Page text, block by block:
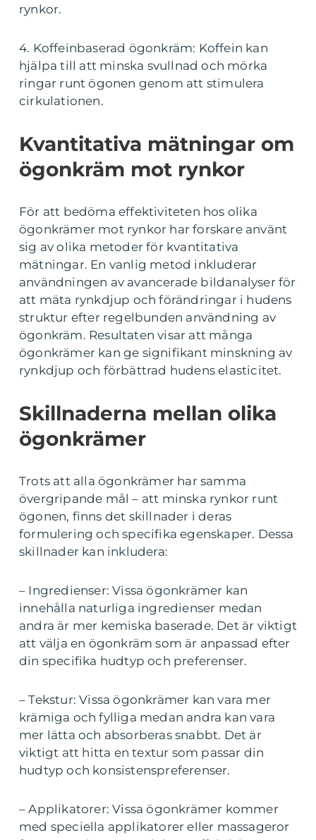
rynkor.
4. Koffeinbaserad ögonkräm: Koffein kan
hjälpa till att minska svullnad och mörka
ringar runt ögonen genom att stimulera
cirkulationen.
Kvantitativa mätningar om
ögonkräm mot rynkor
För att bedöma effektiviteten hos olika
ögonkrämer mot rynkor har forskare använt
sig av olika metoder för kvantitativa
mätningar. En vanlig metod inkluderar
användningen av avancerade bildanalyser för
att mäta rynkdjup och förändringar i hudens
struktur efter regelbunden användning av
ögonkräm. Resultaten visar att många
ögonkrämer kan ge signifikant minskning av
rynkdjup och förbättrad hudens elasticitet.
Skillnaderna mellan olika
ögonkrämer
Trots att alla ögonkrämer har samma
övergripande mål – att minska rynkor runt
ögonen, finns det skillnader i deras
formulering och specifika egenskaper. Dessa
skillnader kan inkludera:
– Ingredienser: Vissa ögonkrämer kan
innehålla naturliga ingredienser medan
andra är mer kemiska baserade. Det är viktigt
att välja en ögonkräm som är anpassad efter
din specifika hudtyp och preferenser.
– Tekstur: Vissa ögonkrämer kan vara mer
krämiga och fylliga medan andra kan vara
mer lätta och absorberas snabbt. Det är
viktigt att hitta en textur som passar din
hudtyp och konsistenspreferenser.
– Applikatorer: Vissa ögonkrämer kommer
med speciella applikatorer eller massageror